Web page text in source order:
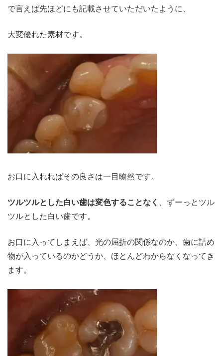
で言えば先ほどにも記載させていただいたように、
大変優れた素材です。
お口に入れればその良さは一目瞭然です。
ツルツルとした白い歯は変色することなく
、ずーっとツル
ツルとした白い歯です。
お口に入ってしまえば、光の屈折の関係なのか、歯に詰め
物が入っているのかどうか、ほとんどわからなくなってき
ます。